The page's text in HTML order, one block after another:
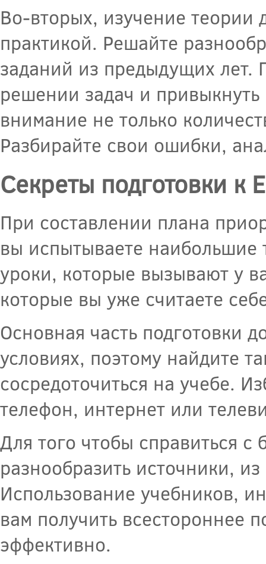
Во-вторых, изучение теории
практикой. Решайте
заданий из предыдущих лет.
решении задач и
внимание не только
Разбирайте свои ошибки,
Секреты подготовки к
При составлении плана
вы испытываете наибольшие
уроки, которые вызывают у
которые вы уже считаете
Основная часть подготовки
условиях, поэтому найдите
сосредоточиться на учебе.
телефон, интернет или
Для того чтобы справиться
разнообразить источники,
Использование учебников,
вам получить всестороннее
эффективно.